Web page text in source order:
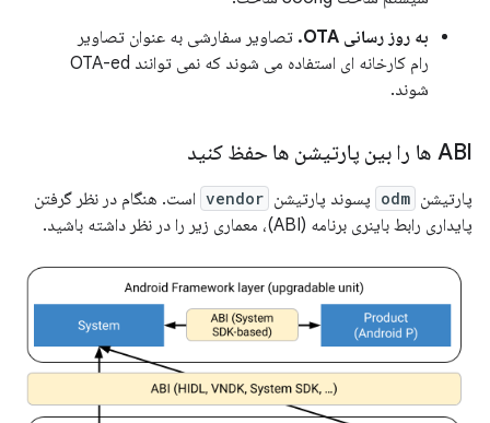
به روز رسانی OTA.
تصاویر سفارشی به عنوان تصاویر
رام کارخانه ای استفاده می شوند که نمی توانند OTA-ed
شوند.
ABI ها را بین پارتیشن ها حفظ کنید
پارتیشن odm پسوند پارتیشن vendor است. هنگام در نظر گرفتن
پایداری رابط باینری برنامه (ABI)، معماری زیر را در نظر داشته باشید.